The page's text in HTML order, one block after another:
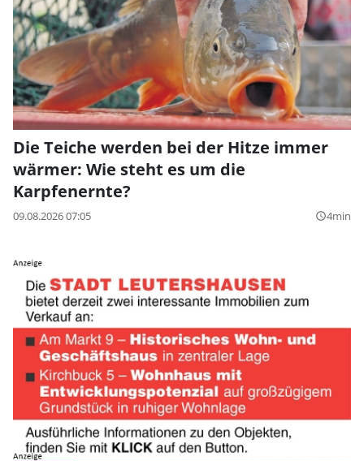
Die Teiche werden bei der Hitze immer
wärmer: Wie steht es um die
Karpfenernte?
09.08.2026 07:05 query_builder4min